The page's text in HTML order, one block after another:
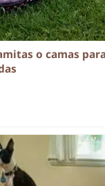
o camas para